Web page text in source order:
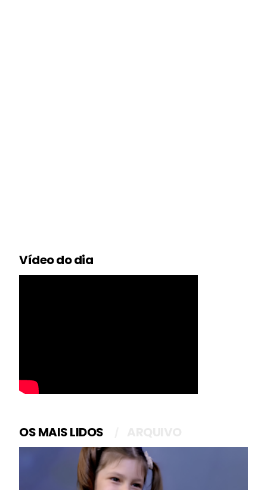
Vídeo do dia
OS MAIS LIDOS